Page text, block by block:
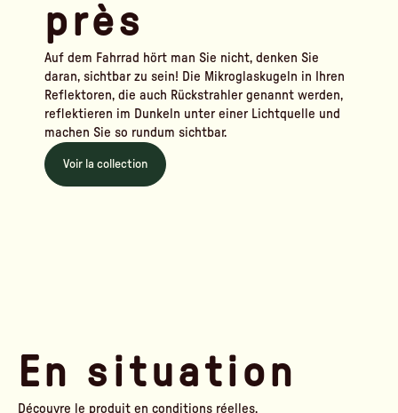
près
Auf dem Fahrrad hört man Sie nicht, denken Sie
daran, sichtbar zu sein! Die Mikroglaskugeln in Ihren
Reflektoren, die auch Rückstrahler genannt werden,
reflektieren im Dunkeln unter einer Lichtquelle und
machen Sie so rundum sichtbar.
Voir la collection
En situation
Découvre le produit en conditions réelles.